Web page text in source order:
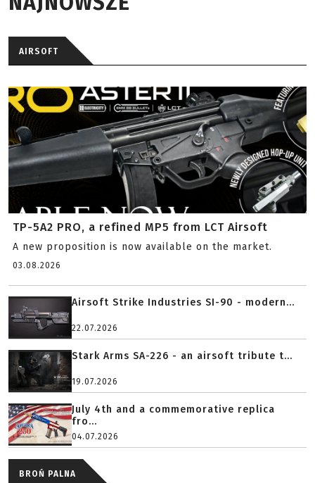
AIRSOFT
TP-5A2 PRO, a refined MP5 from LCT Airsoft
A new proposition is now available on the market.
03.08.2026
Airsoft Strike Industries SI-90 - modern...
22.07.2026
Stark Arms SA-226 - an airsoft tribute t...
19.07.2026
July 4th and a commemorative replica
fro...
04.07.2026
BROŃ PALNA